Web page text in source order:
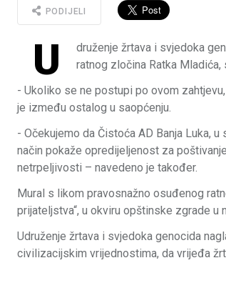
PODIJELI
U
druženje žrtava i svjedoka
ratnog zločina Ratka
- Ukoliko se ne postupi po ovom
je između ostalog u saopćenju.
- Očekujemo da Čistoća AD Banja Luka,
način pokaže opredijeljenost za
netrpeljivosti – navedeno je također.
Mural s likom pravosnažno osuđenog
prijateljstva“, u okviru opštinske zgrade u
Udruženje žrtava i svjedoka genocida
civilizacijskim vrijednostima, da vrijeđa